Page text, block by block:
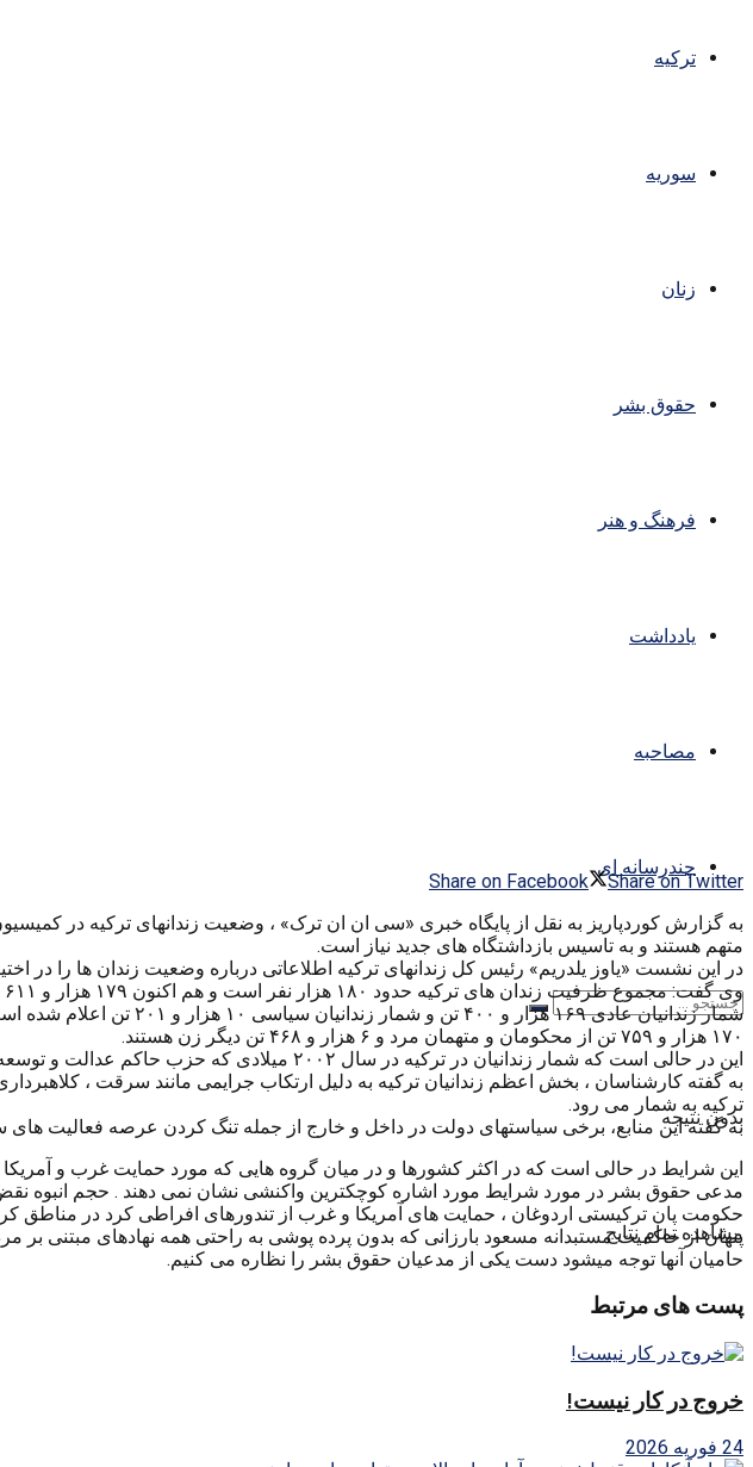
ترکیه
سوریه
زنان
حقوق بشر
فرهنگ و هنر
یادداشت
مصاحبه
چندرسانه ای
بدون نتیجه
مشاهده تمام نتایج
Share on Facebook
Share on Twitter
به گزارش کوردپاریز به نقل از پایگاه خبری «سی ان ان ترک» ، وضعیت زندانهای ترکیه در
متهم هستند و به تاسیس بازداشتگاه های جدید نیاز است.
در این نشست «یاوز یلدریم» رئیس کل زندانهای ترکیه اطلاعاتی درباره وضعیت زندان ها را در
وی گفت: مجموع ظرفیت زندان های ترکیه حدود ۱۸۰ هزار نفر است و هم اکنون ۱۷۹ هزار و ۶۱۱ محکوم و متهم در بازداشت به سر می برند.
شمار زندانیان عادی ۱۶۹ هزار و ۴۰۰ تن و شمار زندانیان سیاسی ۱۰ هزار و ۲۰۱ تن اعلام شده است.
۱۷۰ هزار و ۷۵۹ تن از محکومان و متهمان مرد و ۶ هزار و ۴۶۸ تن دیگر زن هستند.
این در حالی است که شمار زندانیان در ترکیه در سال ۲۰۰۲ میلادی که حزب حاکم عدالت و توسعه به قدرت رسید ۵۹ هزار و ۴۲۹ نفر بود.
به گفته کارشناسان ، بخش اعظم زندانیان ترکیه به دلیل ارتکاب جرایمی مانند سرقت ،
ترکیه به شمار می رود.
به گفته این منابع، برخی سیاستهای دولت در داخل و خارج از جمله تنگ کردن عرصه
این شرایط در حالی است که در اکثر کشورها و در میان گروه هایی که مورد حمایت غرب و
مدعی حقوق بشر در مورد شرایط مورد اشاره کوچکترین واکنشی نشان نمی دهند . حجم
حکومت پان ترکیستی اردوغان ، حمایت های آمریکا و غرب از تندورهای افراطی کرد در مناطق
پنهان از حاکمیت مستبدانه مسعود بارزانی که بدون پرده پوشی به راحتی همه نهادهای مبتنی بر
حامیان آنها توجه میشود دست یکی از مدعیان حقوق بشر را نظاره می کنیم.
پست های مرتبط
خروج در کار نیست!
24 فوریه 2026